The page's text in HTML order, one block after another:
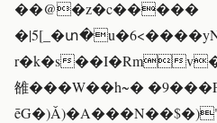
��@�z�c�����
r�k�s��I�Rm
雒���W��h~�